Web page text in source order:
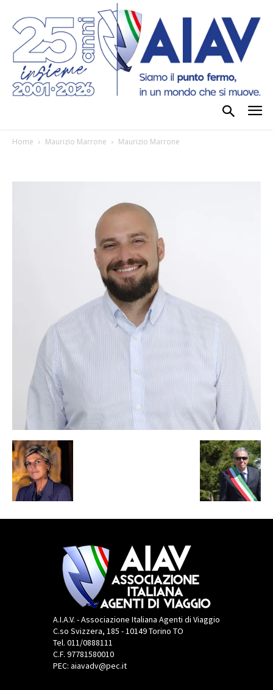
Home Maurizio Marrone Maurizio Marrone
A.I.A.V. - Associazione Italiana Agenti di Viaggio
C.so Svizzera, 185 - 10149 Torino TO
Tel. 011/0888111
C.F. 97781580010
PEC: aiavadv@pec.it